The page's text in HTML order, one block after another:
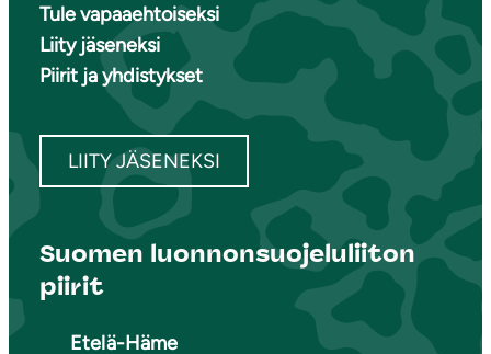
Tule vapaaehtoiseksi
Liity jäseneksi
Piirit ja yhdistykset
LIITY JÄSENEKSI
Suomen luonnonsuojeluliiton
piirit
Etelä-Häme